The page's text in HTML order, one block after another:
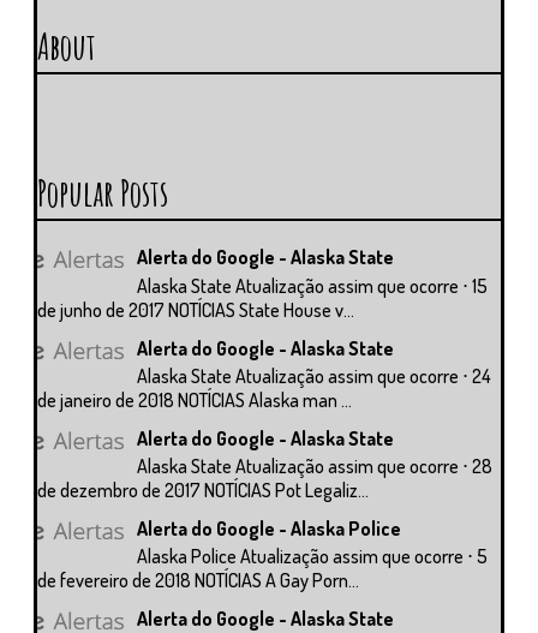
About
Popular Posts
Alerta do Google - Alaska State
Alaska State Atualização assim que ocorre ⋅ 15
de junho de 2017 NOTÍCIAS State House v...
Alerta do Google - Alaska State
Alaska State Atualização assim que ocorre ⋅ 24
de janeiro de 2018 NOTÍCIAS Alaska man ...
Alerta do Google - Alaska State
Alaska State Atualização assim que ocorre ⋅ 28
de dezembro de 2017 NOTÍCIAS Pot Legaliz...
Alerta do Google - Alaska Police
Alaska Police Atualização assim que ocorre ⋅ 5
de fevereiro de 2018 NOTÍCIAS A Gay Porn...
Alerta do Google - Alaska State